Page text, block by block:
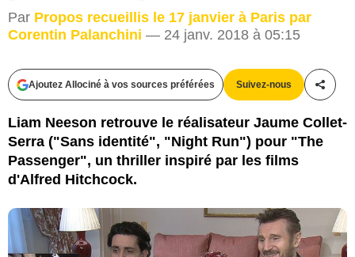
Par Propos recueillis le 17 janvier à Paris par
Corentin Palanchini — 24 janv. 2018 à 05:15
Ajoutez Allociné à vos sources préférées Suivez-nous
Liam Neeson retrouve le réalisateur Jaume Collet-
Serra ("Sans identité", "Night Run") pour "The
Passenger", un thriller inspiré par les films
d'Alfred Hitchcock.